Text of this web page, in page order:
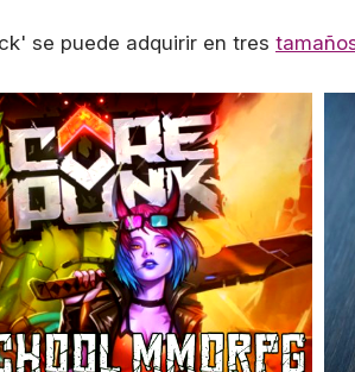
se puede adquirir en tres